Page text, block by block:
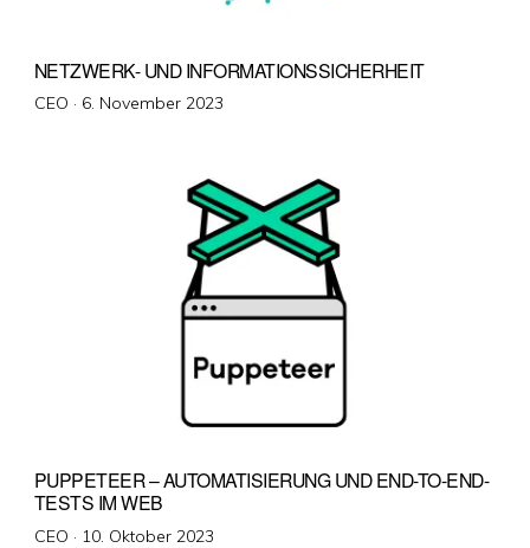
NETZWERK- UND INFORMATIONSSICHERHEIT
CEO · Veröffentlicht
6. November 2023
PUPPETEER – AUTOMATISIERUNG UND END-TO-END-
TESTS IM WEB
CEO · Veröffentlicht
10. Oktober 2023